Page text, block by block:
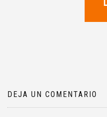
DEJA UN COMENTARIO